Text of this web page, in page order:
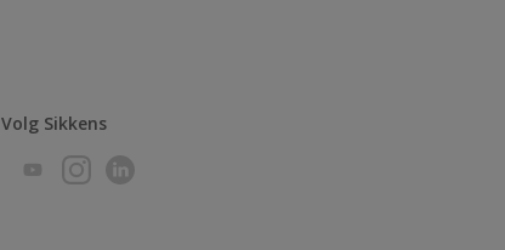
Volg Sikkens